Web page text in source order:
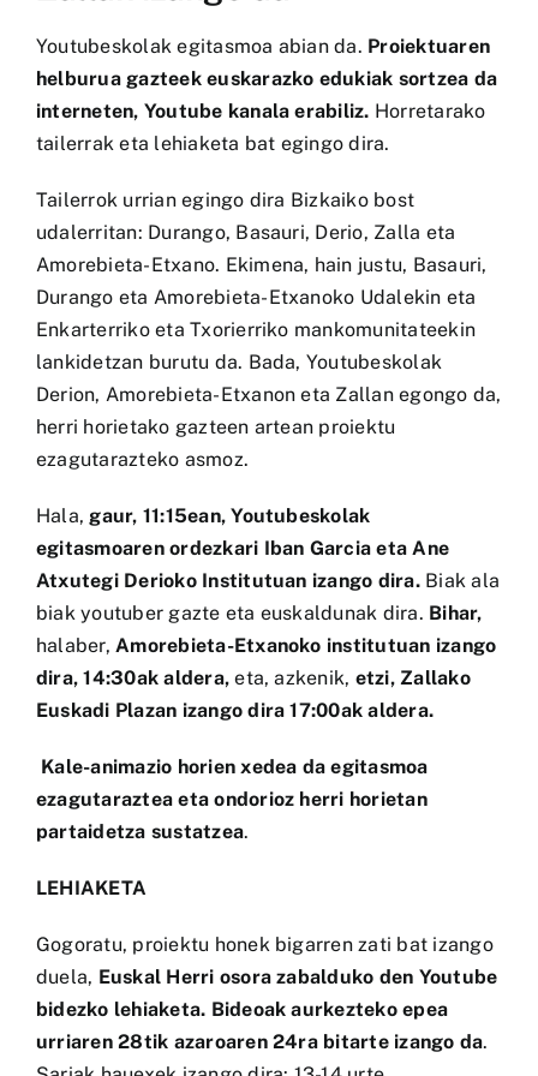
Youtubeskolak egitasmoa abian da. Proiektuaren
helburua gazteek euskarazko edukiak sortzea da
interneten, Youtube kanala erabiliz. Horretarako
tailerrak eta lehiaketa bat egingo dira.
Tailerrok urrian egingo dira Bizkaiko bost
udalerritan: Durango, Basauri, Derio, Zalla eta
Amorebieta-Etxano. Ekimena, hain justu, Basauri,
Durango eta Amorebieta-Etxanoko Udalekin eta
Enkarterriko eta Txorierriko mankomunitateekin
lankidetzan burutu da. Bada, Youtubeskolak
Derion, Amorebieta-Etxanon eta Zallan egongo da,
herri horietako gazteen artean proiektu
ezagutarazteko asmoz.
Hala, gaur, 11:15ean, Youtubeskolak
egitasmoaren ordezkari Iban Garcia eta Ane
Atxutegi Derioko Institutuan izango dira. Biak ala
biak youtuber gazte eta euskaldunak dira. Bihar,
halaber, Amorebieta-Etxanoko institutuan izango
dira, 14:30ak aldera,eta, azkenik, etzi, Zallako
Euskadi Plazan izango dira 17:00ak aldera.
Kale-animazio horien xedea da egitasmoa
ezagutaraztea eta ondorioz herri horietan
partaidetza sustatzea.
LEHIAKETA
Gogoratu, proiektu honek bigarren zati bat izango
duela, Euskal Herri osora zabalduko den Youtube
bidezko lehiaketa. Bideoak aurkezteko epea
urriaren 28tik azaroaren 24ra bitarte izango da.